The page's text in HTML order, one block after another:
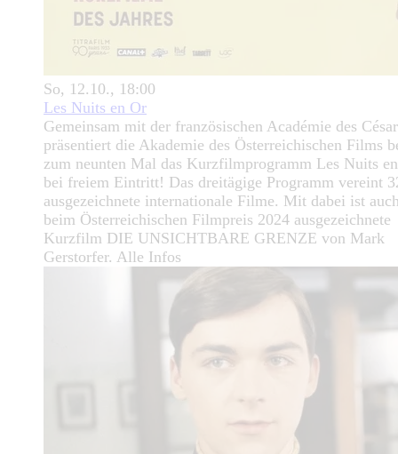
So, 12.10., 18:00
Les Nuits en Or
Gemeinsam mit der französischen Académie des César
präsentiert die Akademie des Österreichischen Films
zum neunten Mal das Kurzfilmprogramm Les Nuits
bei freiem Eintritt! Das dreitägige Programm vereint
ausgezeichnete internationale Filme. Mit dabei ist
beim Österreichischen Filmpreis 2024 ausgezeichnete
Kurzfilm DIE UNSICHTBARE GRENZE von Mark
Gerstorfer. Alle Infos